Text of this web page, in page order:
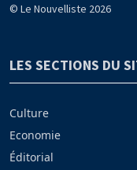
© Le Nouvelliste 2026
LES SECTIONS DU
Culture
Economie
Éditorial